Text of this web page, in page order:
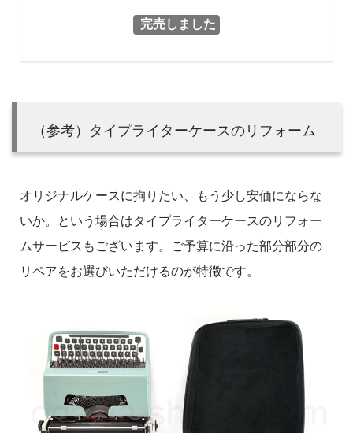
完売しました
（参考）タイプライターケースのリフォーム
オリジナルケースに拘りたい、もう少し安価にならな
いか。という場合はタイプライターケースのリフォー
ムサービスもございます。ご予算に沿った部分部分の
リペアをお選びいただけるのが特徴です。